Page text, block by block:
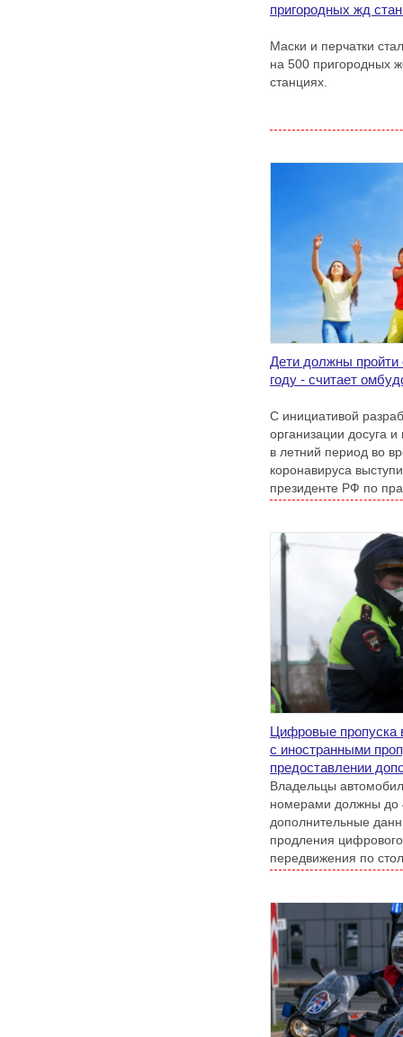
пригородных жд
Маски и перчатки
на 500 пригородных
станциях.
Дети должны пройти
году - считает
С инициативой
организации досуга
в летний период во
коронавируса
президенте РФ по
Цифровые пропуска
с иностранными
предоставлении
Владельцы
номерами должны до
дополнительные
продления
передвижения по